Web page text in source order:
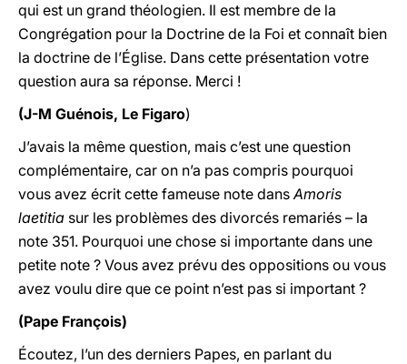
qui est un grand théologien. Il est membre de la
Congrégation pour la Doctrine de la Foi et connaît bien
la doctrine de l’Église. Dans cette présentation votre
question aura sa réponse. Merci !
(J-M Guénois, Le Figaro)
J’avais la même question, mais c’est une question
complémentaire, car on n’a pas compris pourquoi
vous avez écrit cette fameuse note dansAmoris
laetitia sur les problèmes des divorcés remariés – la
note 351. Pourquoi une chose si importante dans une
petite note ? Vous avez prévu des oppositions ou vous
avez voulu dire que ce point n’est pas si important ?
(Pape François)
Écoutez, l’un des derniers Papes, en parlant du